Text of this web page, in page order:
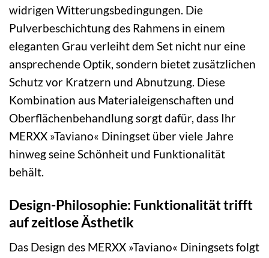
widrigen Witterungsbedingungen. Die
Pulverbeschichtung des Rahmens in einem
eleganten Grau verleiht dem Set nicht nur eine
ansprechende Optik, sondern bietet zusätzlichen
Schutz vor Kratzern und Abnutzung. Diese
Kombination aus Materialeigenschaften und
Oberflächenbehandlung sorgt dafür, dass Ihr
MERXX »Taviano« Diningset über viele Jahre
hinweg seine Schönheit und Funktionalität
behält.
Design-Philosophie: Funktionalität trifft
auf zeitlose Ästhetik
Das Design des MERXX »Taviano« Diningsets folgt